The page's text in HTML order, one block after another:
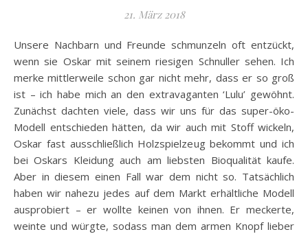
21. März 2018
Unsere Nachbarn und Freunde schmunzeln oft entzückt,
wenn sie Oskar mit seinem riesigen Schnuller sehen. Ich
merke mittlerweile schon gar nicht mehr, dass er so groß
ist – ich habe mich an den extravaganten ‘Lulu’ gewöhnt.
Zunächst dachten viele, dass wir uns für das super-öko-
Modell entschieden hätten, da wir auch mit Stoff wickeln,
Oskar fast ausschließlich Holzspielzeug bekommt und ich
bei Oskars Kleidung auch am liebsten Bioqualität kaufe.
Aber in diesem einen Fall war dem nicht so. Tatsächlich
haben wir nahezu jedes auf dem Markt erhältliche Modell
ausprobiert – er wollte keinen von ihnen. Er meckerte,
weinte und würgte, sodass man dem armen Knopf lieber